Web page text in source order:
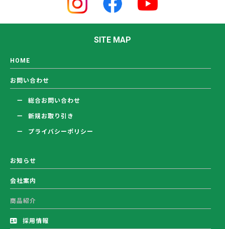
SITE MAP
HOME
お問い合わせ
総合お問い合わせ
新規お取り引き
プライバシーポリシー
お知らせ
会社案内
商品紹介
採用情報